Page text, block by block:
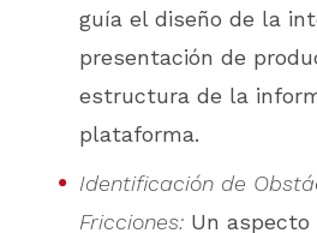
guía el diseño de la
presentación de
estructura de la
plataforma.
Identificación de
Fricciones: Un